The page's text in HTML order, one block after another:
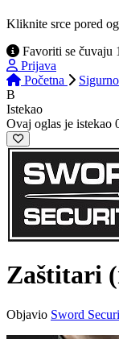
Kliknite srce pored
Favoriti se čuvaju
Prijava
Početna
B
Istekao
Ovaj oglas je istekao
Zaštitari
Objavio Sword